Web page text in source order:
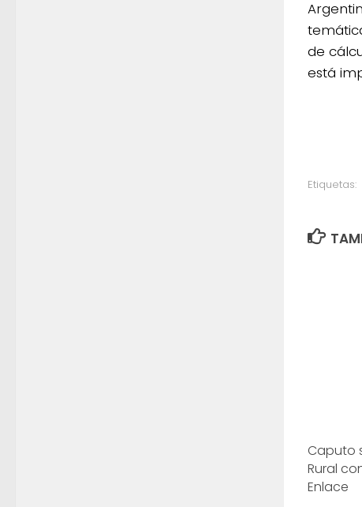
de
está
Etiquetas:
Caputo
Rural
Enlace